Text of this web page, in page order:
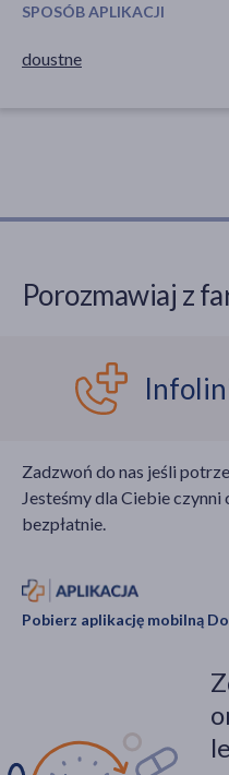
SPOSÓB APLIKACJI
doustne
Porozmawiaj z
Zadzwoń do nas jeśli
Jesteśmy dla Ciebie czynni
bezpłatnie.
Pobierz aplikację mobilną